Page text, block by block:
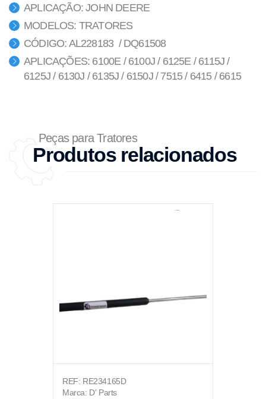
APLICAÇÃO: JOHN DEERE
MODELOS: TRATORES
CÓDIGO: AL228183 / DQ61508
APLICAÇÕES: 6100E / 6100J / 6125E / 6115J /
6125J / 6130J / 6135J / 6150J / 7515 / 6415 / 6615
Peças para Tratores
Produtos relacionados
REF: RE234165D
Marca: D' Parts